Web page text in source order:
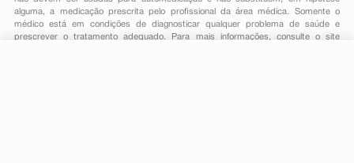
alguma, a medicação prescrita pelo profissional da área médica. Somente o
médico está em condições de diagnosticar qualquer problema de saúde e
prescrever o tratamento adequado. Para mais informações, consulte o site